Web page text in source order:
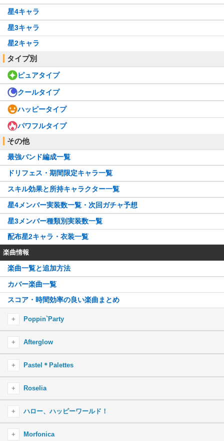
星4キャラ
星3キャラ
星2キャラ
タイプ別
ピュアタイプ
クールタイプ
ハッピータイプ
パワフルタイプ
その他
最強バンド編成一覧
ドリフェス・期間限定キャラ一覧
スキル効果と所持キャラクター一覧
星4メンバー実装数一覧・次回ガチャ予想
星3メンバー種類別実装数一覧
配布星2キャラ・衣装一覧
楽曲情報
楽曲一覧と追加方法
カバー楽曲一覧
スコア・時間効率の良い楽曲まとめ
Poppin`Party
Yes！BanG_Dream！
ぽっぴん’しゃっふる
STAR BEAT！〜ホシノコドウ〜
夏空SUN！SUN！SEVEN！
走り始めたばかりのキミに
ティアドロップス
ときめきエクスペリエンス！
Afterglow
That Is How I Roll
True color
Scarlet Sky
Hey-day狂騒曲(カプリチオ)
Jamboree!Journey!
Pastel＊Palettes
しゅわりん☆どり〜みん
ドリームパレード
パスパレボリューションず☆
はなまる◎アンダンテ
Roselia
BLACK SHOUT
Re:birth day
LOUDER
ハロー、ハッピーワールド！
えがおのオーケストラっ！
Morfonica